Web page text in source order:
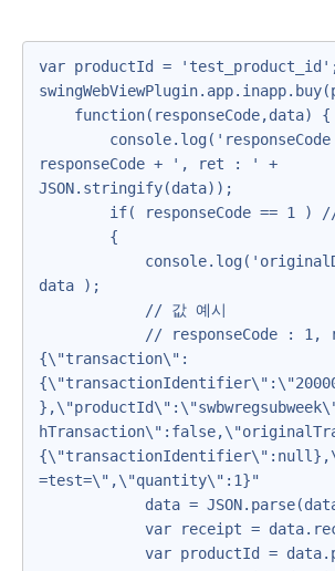
var productId =
responseCode + ', ret : ' +
JSON.stringify(data));
data );
{\"transaction\":
=test=\",\"quantity\":1}"